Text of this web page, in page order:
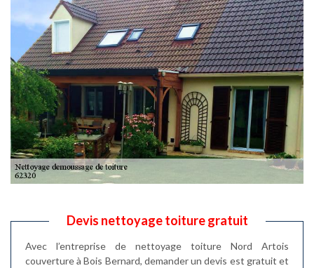
Devis nettoyage toiture gratuit
Avec l’entreprise de nettoyage toiture Nord Artois
couverture à Bois Bernard, demander un devis est gratuit et